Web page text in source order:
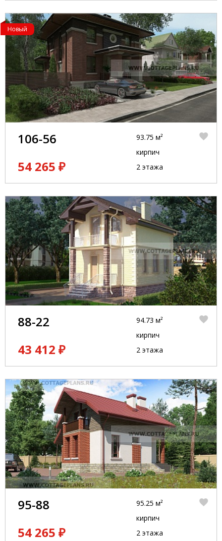
Новый
106-56
54 265 ₽
93.75 м²
кирпич
2 этажа
88-22
43 412 ₽
94.73 м²
кирпич
2 этажа
95-88
54 265 ₽
95.25 м²
кирпич
2 этажа